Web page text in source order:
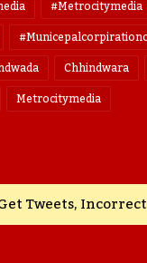
#metrocitymedia
Chhindwara
Metrocitymedia
Tweets,